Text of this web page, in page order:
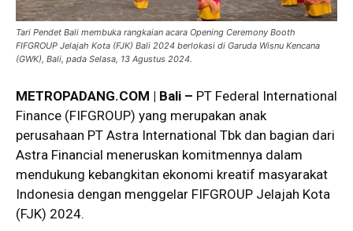
Tari Pendet Bali membuka rangkaian acara Opening Ceremony Booth
FIFGROUP Jelajah Kota (FJK) Bali 2024 berlokasi di Garuda Wisnu Kencana
(GWK), Bali, pada Selasa, 13 Agustus 2024.
METROPADANG.COM | Bali – PT Federal International
Finance (FIFGROUP) yang merupakan anak
perusahaan PT Astra International Tbk dan bagian dari
Astra Financial meneruskan komitmennya dalam
mendukung kebangkitan ekonomi kreatif masyarakat
Indonesia dengan menggelar FIFGROUP Jelajah Kota
(FJK) 2024.